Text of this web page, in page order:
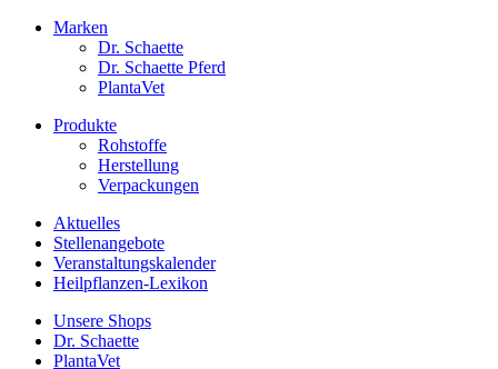
Marken
Dr. Schaette
Dr. Schaette Pferd
PlantaVet
Produkte
Rohstoffe
Herstellung
Verpackungen
Aktuelles
Stellenangebote
Veranstaltungskalender
Heilpflanzen-Lexikon
Unsere Shops
Dr. Schaette
PlantaVet